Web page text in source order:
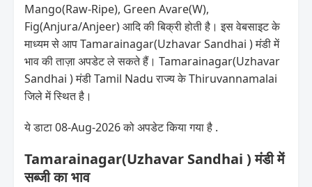
Mango(Raw-Ripe), Green Avare(W),
Fig(Anjura/Anjeer) आदि की बिक्री होती है। इस वेबसाइट के
माध्यम से आप Tamarainagar(Uzhavar Sandhai ) मंडी में
भाव की ताज़ा अपडेट ले सकते हैं। Tamarainagar(Uzhavar
Sandhai ) मंडी Tamil Nadu राज्य के Thiruvannamalai
जिले में स्थित है।
ये डाटा 08-Aug-2026 को अपडेट किया गया है .
Tamarainagar(Uzhavar Sandhai ) मंडी में
सब्जी का भाव